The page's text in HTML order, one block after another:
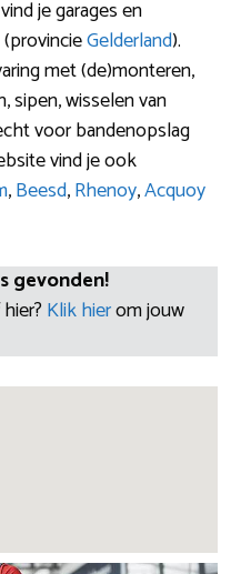
je garages en
Gelderland).
met (de)monteren,
sipen, wisselen van
voor bandenopslag
vind je ook
,Beesd,Rhenoy,Acquoy
gevonden!
Klik hierom jouw